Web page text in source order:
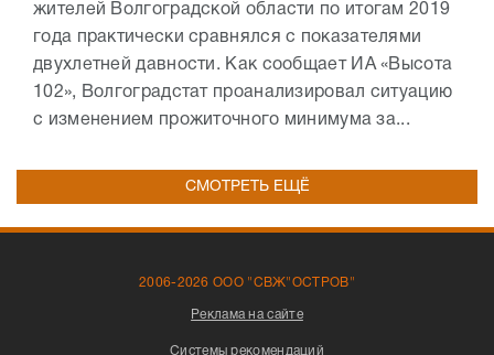
жителей Волгоградской области по итогам 2019
года практически сравнялся с показателями
двухлетней давности. Как сообщает ИА «Высота
102», Волгоградстат проанализировал ситуацию
с изменением прожиточного минимума за...
СМОТРЕТЬ ЕЩЁ
2006-2026 ООО "СВЖ"ОСТРОВ"
Реклама на сайте
Системы рекомендаций